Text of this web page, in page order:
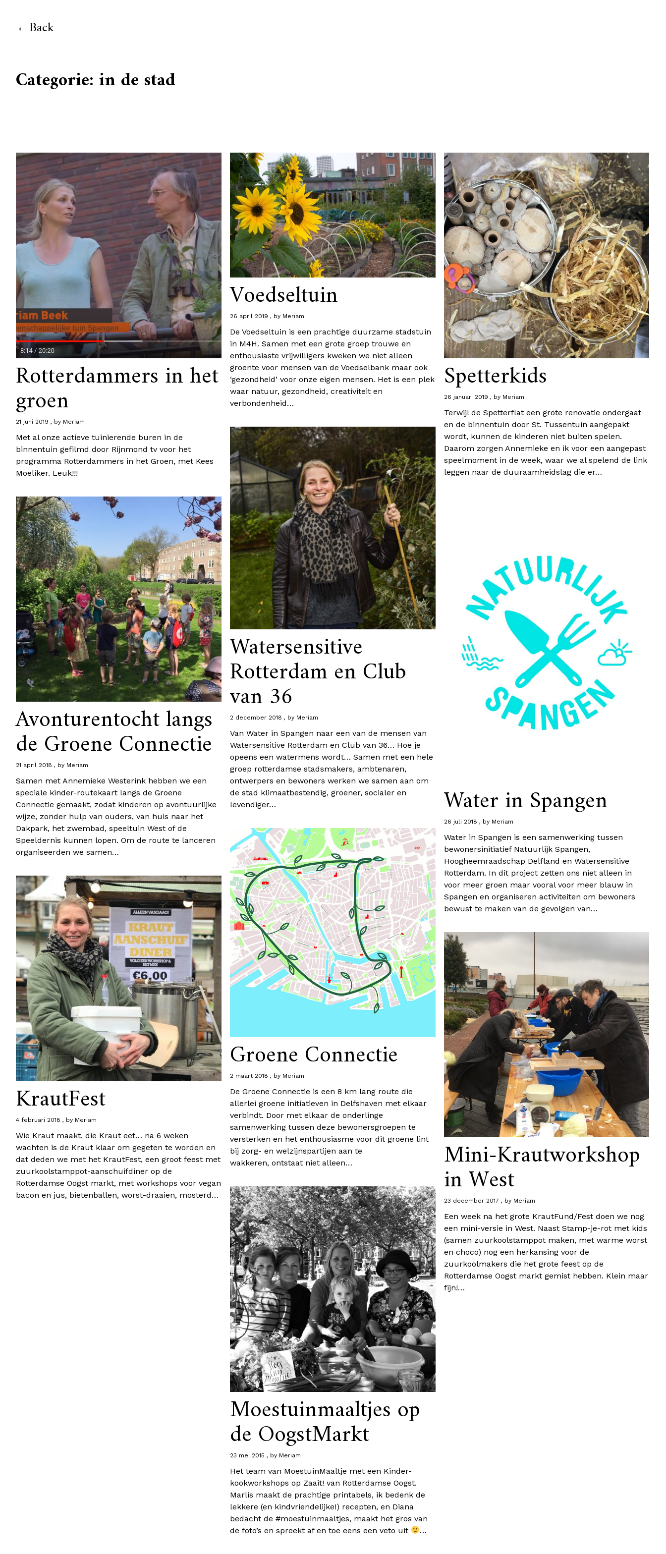
Back
Categorie:in de stad
Rotterdammers in het
groen
21 juni 2019 by Meriam
Met al onze actieve tuinierende buren in de
binnentuin gefilmd door Rijnmond tv voor het
programma Rotterdammers in het Groen, met Kees
Moeliker. Leuk!!!
Voedseltuin
26 april 2019 by Meriam
De Voedseltuin is een prachtige duurzame stadstuin
in M4H. Samen met een grote groep trouwe en
enthousiaste vrijwilligers kweken we niet alleen
groente voor mensen van de Voedselbank maar ook
‘gezondheid’ voor onze eigen mensen. Het is een plek
waar natuur, gezondheid, creativiteit en
verbondenheid…
Spetterkids
26 januari 2019 by Meriam
Terwijl de Spetterflat een grote renovatie ondergaat
en de binnentuin door St. Tussentuin aangepakt
wordt, kunnen de kinderen niet buiten spelen.
Daarom zorgen Annemieke en ik voor een aangepast
speelmoment in de week, waar we al spelend de link
leggen naar de duuraamheidslag die er…
Watersensitive
Rotterdam en Club
van 36
2 december 2018 by Meriam
Van Water in Spangen naar een van de mensen van
Watersensitive Rotterdam en Club van 36… Hoe je
opeens een watermens wordt… Samen met een hele
groep rotterdamse stadsmakers, ambtenaren,
ontwerpers en bewoners werken we samen aan om
de stad klimaatbestendig, groener, socialer en
levendiger…
Water in Spangen
26 juli 2018 by Meriam
Water in Spangen is een samenwerking tussen
bewonersinitiatief Natuurlijk Spangen,
Hoogheemraadschap Delfland en Watersensitive
Rotterdam. In dit project zetten ons niet alleen in
voor meer groen maar vooral voor meer blauw in
Spangen en organiseren activiteiten om bewoners
bewust te maken van de gevolgen van…
Avonturentocht langs
de Groene Connectie
21 april 2018 by Meriam
Samen met Annemieke Westerink hebben we een
speciale kinder-routekaart langs de Groene
Connectie gemaakt, zodat kinderen op avontuurlijke
wijze, zonder hulp van ouders, van huis naar het
Dakpark, het zwembad, speeltuin West of de
Speeldernis kunnen lopen. Om de route te lanceren
organiseerden we samen…
Groene Connectie
2 maart 2018 by Meriam
De Groene Connectie is een 8 km lang route die
allerlei groene initiatieven in Delfshaven met elkaar
verbindt. Door met elkaar de onderlinge
samenwerking tussen deze bewonersgroepen te
versterken en het enthousiasme voor dit groene lint
bij zorg- en welzijnspartijen aan te
wakkeren, ontstaat niet alleen…
KrautFest
4 februari 2018 by Meriam
Wie Kraut maakt, die Kraut eet… na 6 weken
wachten is de Kraut klaar om gegeten te worden en
dat deden we met het KrautFest, een groot feest met
zuurkoolstamppot-aanschuifdiner op de
Rotterdamse Oogst markt, met workshops voor vegan
bacon en jus, bietenballen, worst-draaien, mosterd…
Mini-Krautworkshop
in West
23 december 2017 by Meriam
Een week na het grote KrautFund/Fest doen we nog
een mini-versie in West. Naast Stamp-je-rot met kids
(samen zuurkoolstamppot maken, met warme worst
en choco) nog een herkansing voor de
zuurkoolmakers die het grote feest op de
Rotterdamse Oogst markt gemist hebben. Klein maar
fijn!…
Moestuinmaaltjes op
de OogstMarkt
23 mei 2015 by Meriam
Het team van MoestuinMaaltje met een Kinder-
kookworkshops op Zaait! van Rotterdamse Oogst.
Marlis maakt de prachtige printabels, ik bedenk de
lekkere (en kindvriendelijke!) recepten, en Diana
bedacht de #moestuinmaaltjes, maakt het gros van
de foto’s en spreekt af en toe eens een veto uit
…